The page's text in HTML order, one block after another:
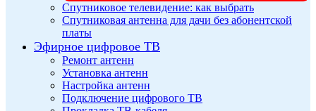
Спутниковое телевидение: как выбрать
Спутниковая антенна для дачи без абонентской
платы
Эфирное цифровое ТВ
Ремонт антенн
Установка антенн
Настройка антенн
Подключение цифрового ТВ